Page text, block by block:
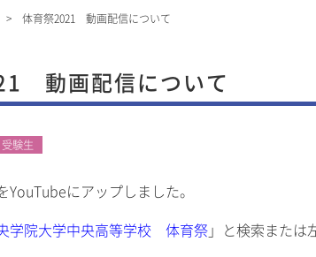
体育祭2021 動画配信について
動画配信について
受験生
にアップしました。
学院大学中央高等学校 体育祭」と検索または